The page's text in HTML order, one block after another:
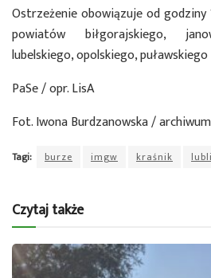
Ostrzeżenie obowiązuje od
powiatów biłgorajskiego,
lubelskiego, opolskiego,
PaSe / opr. LisA
Fot. Iwona Burdzanowska / archiwum
Tagi: burze imgw kraśnik
Czytaj także